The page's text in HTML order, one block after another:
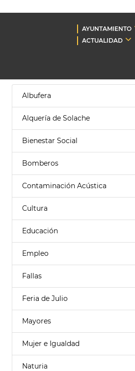
AYUNTAMIENTO
ACTUALIDAD
Albufera
Alquería de Solache
Bienestar Social
Bomberos
Contaminación Acústica
Cultura
Educación
Empleo
Fallas
Feria de Julio
Mayores
Mujer e Igualdad
Naturia